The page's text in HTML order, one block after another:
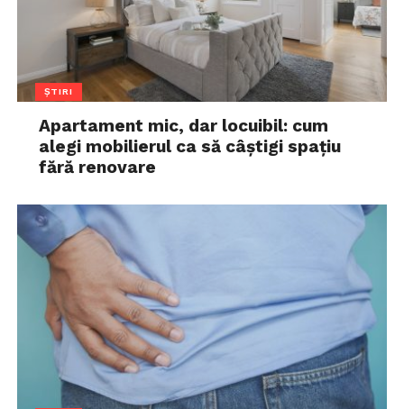
ȘTIRI
Apartament mic, dar locuibil: cum
alegi mobilierul ca să câștigi spațiu
fără renovare